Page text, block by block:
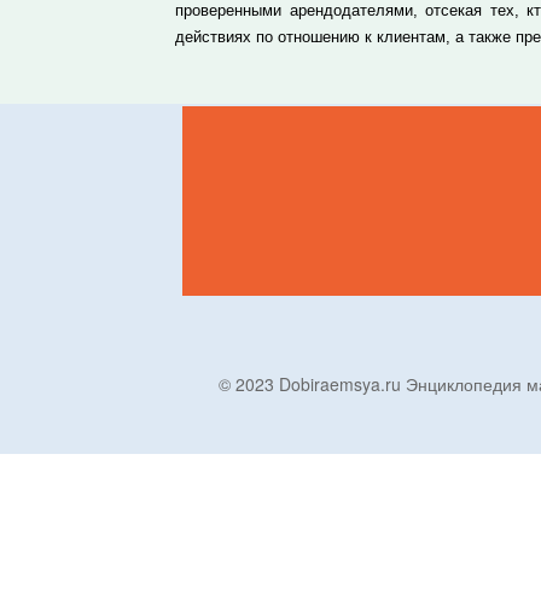
проверенными арендодателями, отсекая тех,
действиях по отношению к клиентам, а также
© 2023 Dobiraemsya.ru